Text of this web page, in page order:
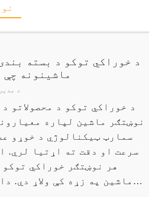
ماشینونه
د مدیر
د خوراکي توکو د محصولاتو
نوښتګر ماشین لپاره
سمارټ ټیکنالوژي د خوړو
سرعت او دقت ته اړتیا لري.
هر نوښتګر خوراکي
ماشین په زړه کې ولاړ دي.